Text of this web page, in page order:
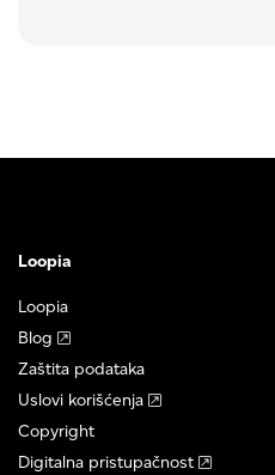
Loopia
Loopia
Blog
Zaštita podataka
Uslovi korišćenja
Copyright
Digitalna pristupačnost